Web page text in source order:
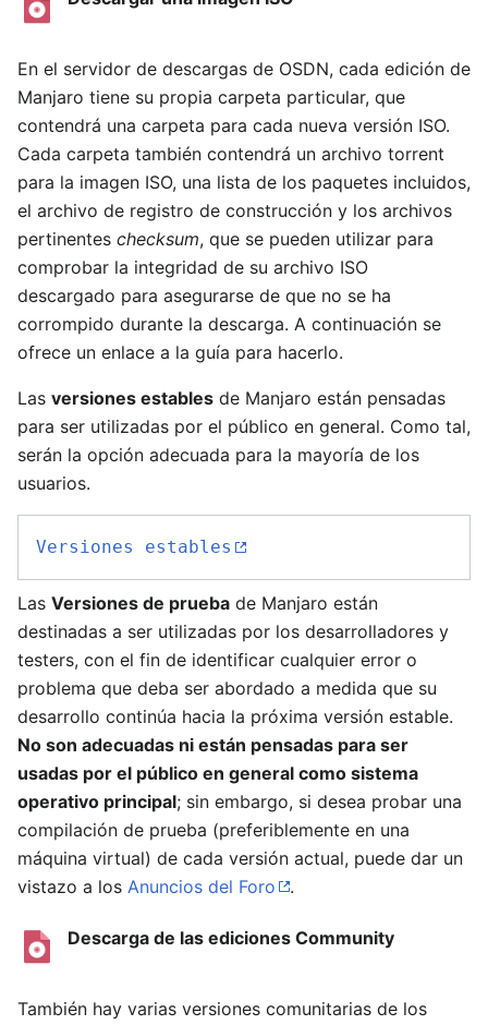
En el servidor de descargas de OSDN, cada edición de
Manjaro tiene su propia carpeta particular, que
contendrá una carpeta para cada nueva versión ISO.
Cada carpeta también contendrá un archivo torrent
para la imagen ISO, una lista de los paquetes incluidos,
el archivo de registro de construcción y los archivos
pertinentes checksum, que se pueden utilizar para
comprobar la integridad de su archivo ISO
descargado para asegurarse de que no se ha
corrompido durante la descarga. A continuación se
ofrece un enlace a la guía para hacerlo.
Las versiones estables de Manjaro están pensadas
para ser utilizadas por el público en general. Como tal,
serán la opción adecuada para la mayoría de los
usuarios.
Versiones estables
Las Versiones de prueba de Manjaro están
destinadas a ser utilizadas por los desarrolladores y
testers, con el fin de identificar cualquier error o
problema que deba ser abordado a medida que su
desarrollo continúa hacia la próxima versión estable.
No son adecuadas ni están pensadas para ser
usadas por el público en general como sistema
operativo principal; sin embargo, si desea probar una
compilación de prueba (preferiblemente en una
máquina virtual) de cada versión actual, puede dar un
vistazo a los Anuncios del Foro .
Descarga de las ediciones Community
También hay varias versiones comunitarias de los